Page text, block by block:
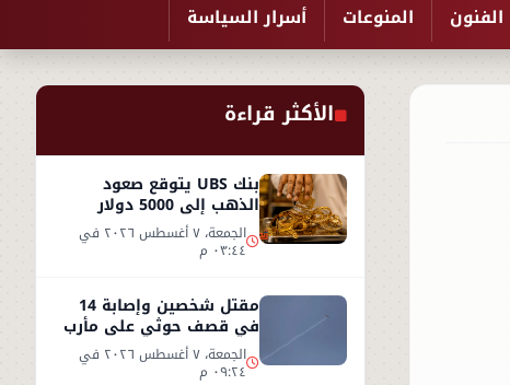
الفنون المنوعات أسرار السياسة
الأكثر قراءة
بنك UBS يتوقع صعود
الذهب إلى 5000 دولار
للأوقية - التفاصيل الجمعة، ٧ أغسطس ٢٠٢٦ في
٠٣:٤٤ م
مقتل شخصين وإصابة 14
في قصف حوثي على مأرب
الجمعة، ٧ أغسطس ٢٠٢٦ في
٠٩:٢٤ م